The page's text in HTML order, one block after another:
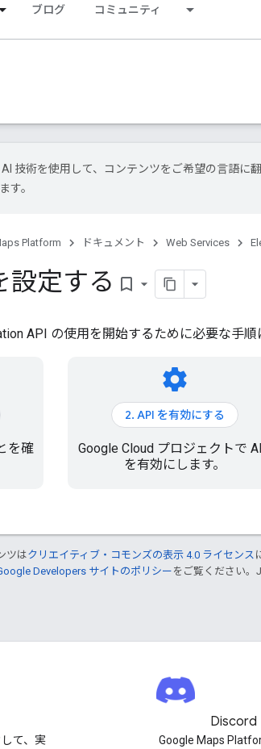
ブログ コミュニティ
技術を使用して、コンテンツをご希望の言語に
す。
Platform ドキュメント Web Services
設定する bookmark_border
API の使用を開始するために必要な手順
を確
settings
2. API を有効にする
Google Cloud プロジェクトで
を有効にします。
ツはクリエイティブ・コモンズの表示 4.0 ライセンス
Developers サイトのポリシーをご覧ください。
て、実
Discord
Google Maps